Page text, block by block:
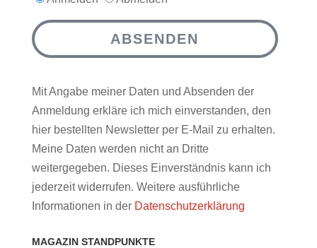
ABSENDEN
Mit Angabe meiner Daten und Absenden der
Anmeldung erkläre ich mich einverstanden, den
hier bestellten Newsletter per E-Mail zu erhalten.
Meine Daten werden nicht an Dritte
weitergegeben. Dieses Einverständnis kann ich
jederzeit widerrufen. Weitere ausführliche
Informationen in der Datenschutzerklärung
MAGAZIN STANDPUNKTE